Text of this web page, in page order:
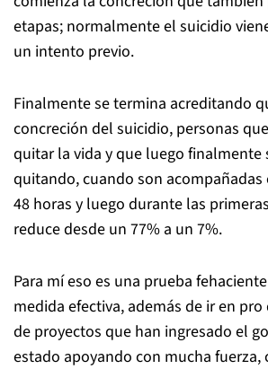
etapas; normalmente el suicidio
un intento previo.
Finalmente se termina acreditando
concreción del suicidio, personas
quitar la vida y que luego finalmente
quitando, cuando son acompañadas
48 horas y luego durante las
reduce desde un 77% a un 7%.
Para mí eso es una prueba
medida efectiva, además de ir en
de proyectos que han ingresado el
estado apoyando con mucha fuerza,